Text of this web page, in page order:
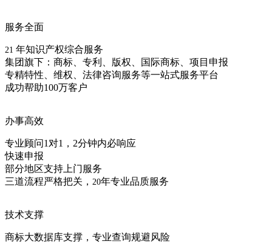
服务全面
21 年知识产权综合服务
集团旗下：商标、专利、版权、国际商标、项目申报
专精特性、维权、法律咨询服务等一站式服务平台
成功帮助100万客户
办事高效
专业顾问1对1，2分钟内必响应
快速申报
部分地区支持上门服务
三道流程严格把关， 20年专业品质服务
技术支撑
商标大数据库支撑，专业查询规避风险